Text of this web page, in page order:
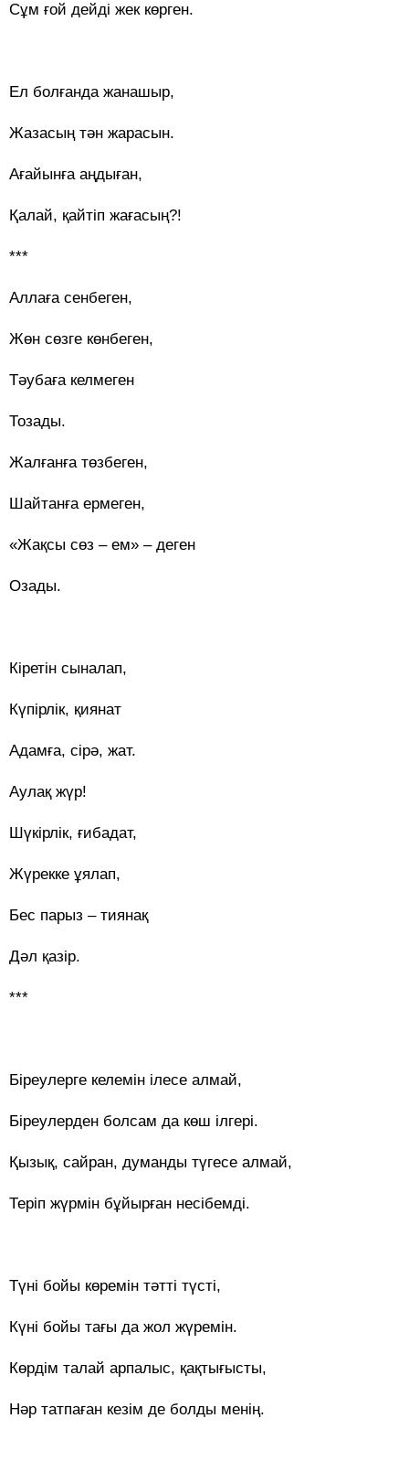
Сұм ғой дейді жек көрген.
Ел болғанда жанашыр,
Жазасың тән жарасын.
Ағайынға аңдыған,
Қалай, қайтіп жағасың?!
***
Аллаға сенбеген,
Жөн сөзге көнбеген,
Тәубаға келмеген
Тозады.
Жалғанға төзбеген,
Шайтанға ермеген,
«Жақсы сөз – ем» – деген
Озады.
Кіретін сыналап,
Күпірлік, қиянат
Адамға, сірә, жат.
Аулақ жүр!
Шүкірлік, ғибадат,
Жүрекке ұялап,
Бес парыз – тиянақ
Дәл қазір.
***
Біреулерге келемін ілесе алмай,
Біреулерден болсам да көш ілгері.
Қызық, сайран, думанды түгесе алмай,
Теріп жүрмін бұйырған несібемді.
Түні бойы көремін тәтті түсті,
Күні бойы тағы да жол жүремін.
Көрдім талай арпалыс, қақтығысты,
Нәр татпаған кезім де болды менің.